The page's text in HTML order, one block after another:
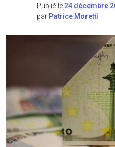
Publié le 24 décembre
par Patrice Moretti